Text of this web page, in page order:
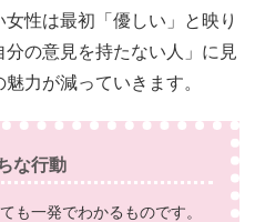
性は最初「優しい」と映り
の意見を持たない人」に見
力が減っていきます。
な行動
も一発でわかるものです。